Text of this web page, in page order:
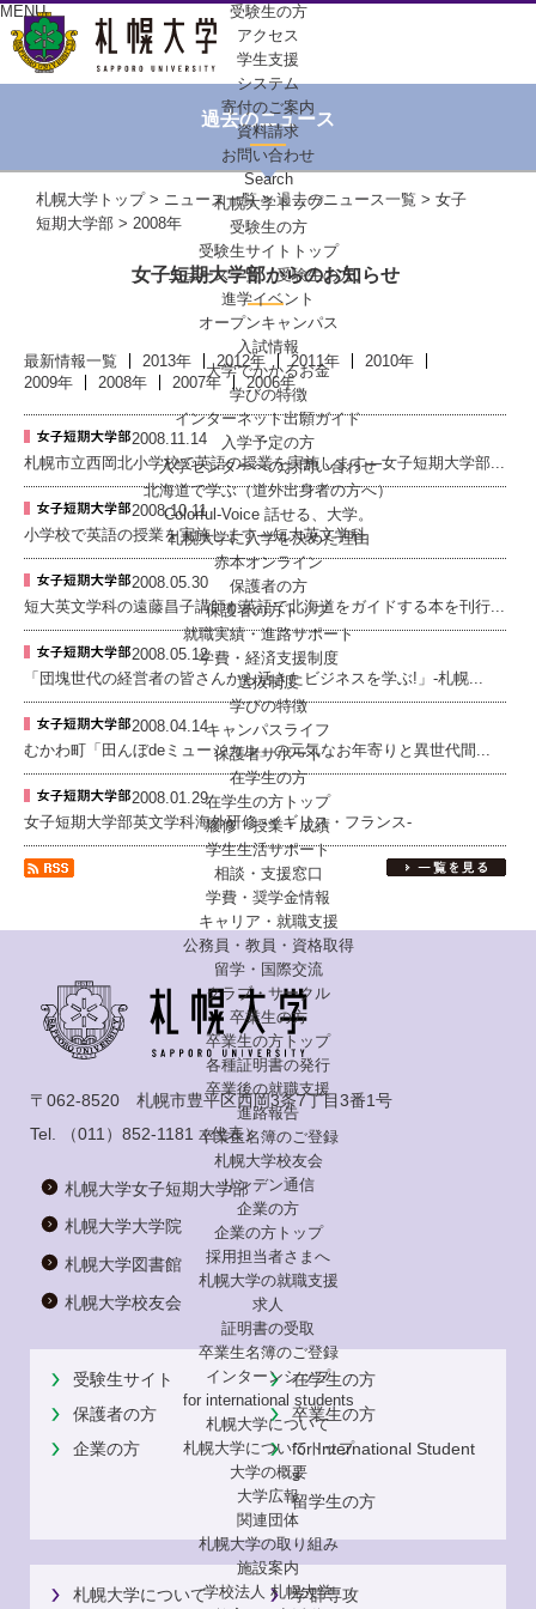
MENU
受験生の方
アクセス
学生支援
システム
寄付のご案内
資料請求
お問い合わせ
Search
札幌大学トップ
受験生の方
受験生サイトトップ
ニュース一覧（受験生の方）
進学イベント
オープンキャンパス
入試情報
大学でかかるお金
学びの特徴
インターネット出願ガイド
入学予定の方
入学センターへのお問い合わせ
北海道で学ぶ（道外出身者の方へ）
Colorful-Voice 話せる、大学。
札幌大学に入学を決めた理由
赤本オンライン
保護者の方
保護者の方トップ
就職実績・進路サポート
学費・経済支援制度
選抜制度
学びの特徴
キャンパスライフ
保護者サポート
在学生の方
在学生の方トップ
履修・授業・成績
学生生活サポート
相談・支援窓口
学費・奨学金情報
キャリア・就職支援
公務員・教員・資格取得
留学・国際交流
クラブ・サークル
卒業生の方
卒業生の方トップ
各種証明書の発行
卒業後の就職支援
進路報告
卒業生名簿のご登録
札幌大学校友会
リンデン通信
企業の方
企業の方トップ
採用担当者さまへ
札幌大学の就職支援
求人
証明書の受取
卒業生名簿のご登録
インターンシップ
for international students
札幌大学について
札幌大学についてトップ
大学の概要
大学広報
関連団体
札幌大学の取り組み
施設案内
学校法人 札幌大学
過去のニュース
札幌大学トップ> ニュース一覧>過去のニュース一覧 > 女子
短期大学部 > 2008年
女子短期大学部からのお知らせ
最新情報一覧 2013年 2012年 2011年
2010年
2009年
2008年 2007年 2006年
2008.11.14
札幌市立西岡北小学校で英語の授業を実施します―女子短期大学部...
2008.10.11
小学校で英語の授業を実施します―短大英文学科
2008.05.30
短大英文学科の遠藤昌子講師が英語で北海道をガイドする本を刊行...
2008.05.12
「団塊世代の経営者の皆さんから活きたビジネスを学ぶ!」-札幌...
2008.04.14
むかわ町「田んぼdeミュージカル」の元気なお年寄りと異世代間...
2008.01.29
女子短期大学部英文学科海外研修 -イギリス・フランス-
〒062-8520 札幌市豊平区西岡3条7丁目3番1号
Tel.
（011）852-1181 （代表）
札幌大学女子短期大学部
札幌大学大学院
札幌大学図書館
札幌大学校友会
受験生サイト
在学生の方
保護者の方
卒業生の方
企業の方
for International Student
s
留学生の方
札幌大学について 学群専攻